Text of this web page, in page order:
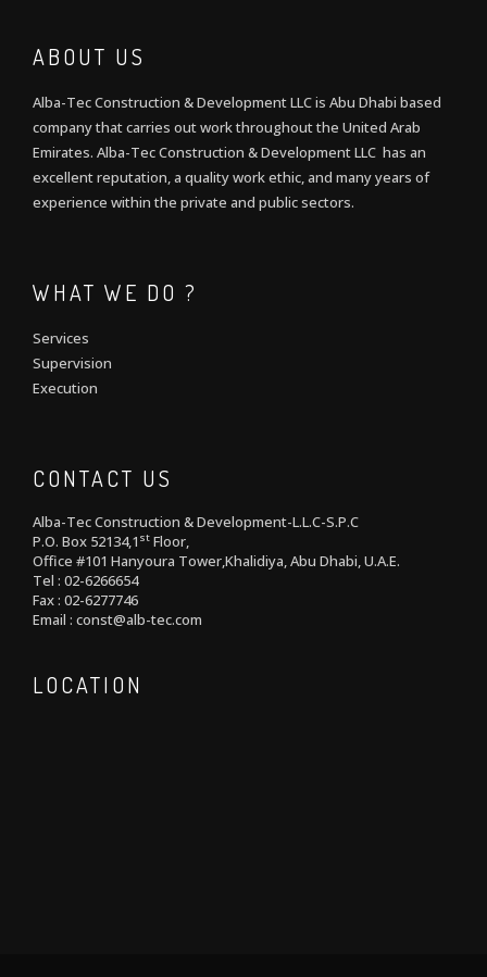
ABOUT US
Alba-Tec Construction & Development LLC is Abu Dhabi based
company that carries out work throughout the United Arab
Emirates. Alba-Tec Construction & Development LLC has an
excellent reputation, a quality work ethic, and many years of
experience within the private and public sectors.
WHAT WE DO ?
Services
Supervision
Execution
CONTACT US
Alba-Tec Construction & Development-L.L.C-S.P.C
P.O. Box 52134,1 st Floor,
Office #101 Hanyoura Tower,Khalidiya, Abu Dhabi, U.A.E.
Tel : 02-6266654
Fax : 02-6277746
Email : const@alb-tec.com
LOCATION